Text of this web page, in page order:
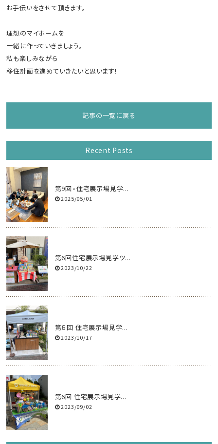
お手伝いをさせて頂きます。
理想のマイホームを
一緒に作っていきましょう。
私も楽しみながら
移住計画を進めていきたいと思います!
記事の一覧に戻る
Recent Posts
第9回⋆住宅展示場見学...
2025/05/01
第6回住宅展示場見学ツ...
2023/10/22
第６回 住宅展示場見学...
2023/10/17
第6回 住宅展示場見学...
2023/09/02